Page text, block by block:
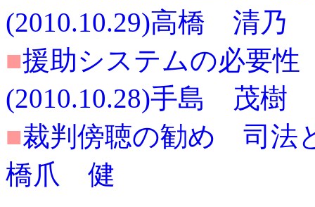
(2010.10.29)高橋 清乃
■援助システムの必要
(2010.10.28)手島 茂樹
■裁判傍聴の勧め 司法
橋爪 健